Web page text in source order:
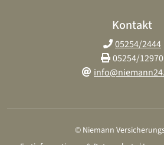
Kontakt
05254/2444
05254/12970
© Niemann